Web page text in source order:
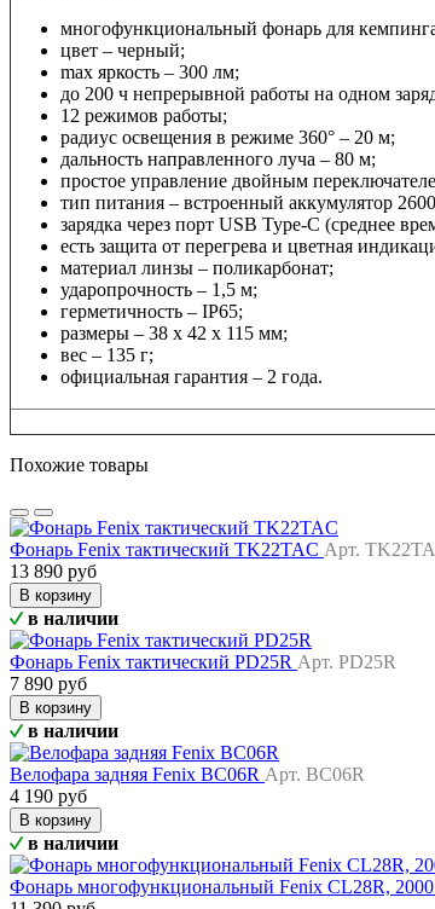
многофункциональный фонарь для
цвет – черный;
max яркость – 300 лм;
до 200 ч непрерывной работы на одном
12 режимов работы;
радиус освещения в режиме 360° – 20 м;
дальность направленного луча – 80 м;
простое управление двойным
тип питания – встроенный аккумулятор
зарядка через порт USB Type-C (среднее
есть защита от перегрева и цветная
материал линзы – поликарбонат;
ударопрочность – 1,5 м;
герметичность – IP65;
размеры – 38 х 42 х 115 мм;
вес – 135 г;
официальная гарантия – 2 года.
Похожие товары
Фонарь Fenix тактический TK22TAC Арт.
13 890 руб
В корзину
в наличии
Фонарь Fenix тактический PD25R Арт. PD25R
7 890 руб
В корзину
в наличии
Велофара задняя Fenix BC06R Арт. BC06R
4 190 руб
В корзину
в наличии
Фонарь многофункциональный Fenix CL28R,